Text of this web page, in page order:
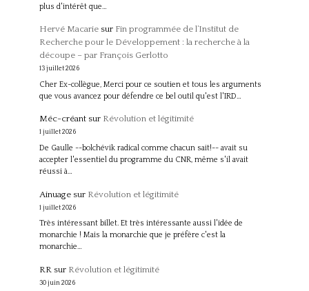
plus d'intérêt que…
Hervé Macariesur Fin programmée de l’Institut de
Recherche pour le Développement : la recherche à la
découpe – par François Gerlotto
13 juillet 2026
Cher Ex-collègue, Merci pour ce soutien et tous les arguments
que vous avancez pour défendre ce bel outil qu'est l'IRD…
Méc-créantsur Révolution et légitimité
1 juillet 2026
De Gaulle --bolchévik radical comme chacun sait!-- avait su
accepter l'essentiel du programme du CNR, même s'il avait
réussi à…
Ainuagesur Révolution et légitimité
1 juillet 2026
Très intéressant billet. Et très intéressante aussi l'idée de
monarchie ! Mais la monarchie que je préfère c'est la
monarchie…
RR sur Révolution et légitimité
30 juin 2026